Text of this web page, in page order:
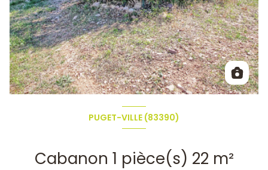
PUGET-VILLE (83390)
Cabanon 1 pièce(s) 22 m²